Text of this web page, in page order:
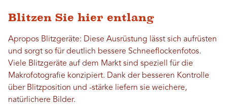
Blitzen Sie hier entlang
Apropos Blitzgeräte: Diese Ausrüstung lässt sich aufrüsten
und sorgt so für deutlich bessere Schneeflockenfotos.
Viele Blitzgeräte auf dem Markt sind speziell für die
Makrofotografie konzipiert. Dank der besseren Kontrolle
über Blitzposition und -stärke liefern sie weichere,
natürlichere Bilder.